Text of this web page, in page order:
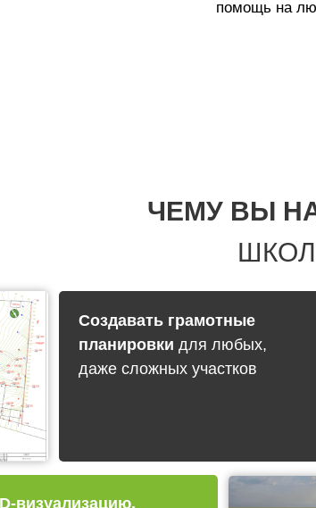
помощь на
ЧЕМУ ВЫ
Создавать грамотные
планировки для любых,
даже сложных участков
визуализацию,